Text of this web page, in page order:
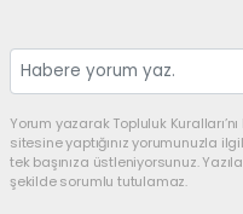
Yorum yazarak Topluluk
sitesine yaptığınız yorumunuzla
tek başınıza üstleniyorsunuz.
şekilde sorumlu tutulamaz.